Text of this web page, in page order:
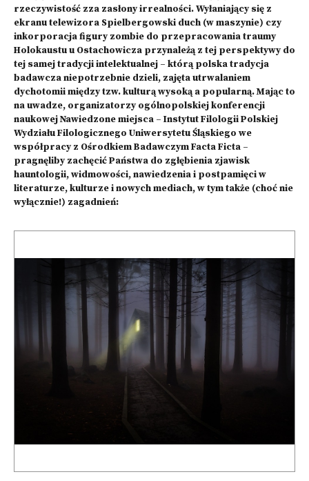
rzeczywistość zza zasłony irrealności. Wyłaniający się z
ekranu telewizora Spielbergowski duch (w maszynie) czy
inkorporacja figury zombie do przepracowania traumy
Holokaustu u Ostachowicza przynależą z tej perspektywy do
tej samej tradycji intelektualnej – którą polska tradycja
badawcza niepotrzebnie dzieli, zajęta utrwalaniem
dychotomii między tzw. kulturą wysoką a popularną. Mając to
na uwadze, organizatorzy ogólnopolskiej konferencji
naukowej Nawiedzone miejsca – Instytut Filologii Polskiej
Wydziału Filologicznego Uniwersytetu Śląskiego we
współpracy z Ośrodkiem Badawczym Facta Ficta –
pragnęliby zachęcić Państwa do zgłębienia zjawisk
hauntologii, widmowości, nawiedzenia i postpamięci w
literaturze, kulturze i nowych mediach, w tym także (choć nie
wyłącznie!) zagadnień: